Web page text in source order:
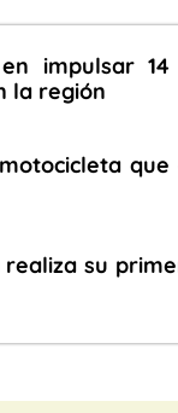
impulsar
la región
su